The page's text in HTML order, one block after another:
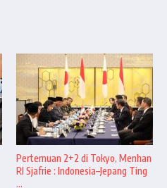
Pertemuan 2+2 di Tokyo, Menhan
RI Sjafrie : Indonesia–Jepang Ting
...